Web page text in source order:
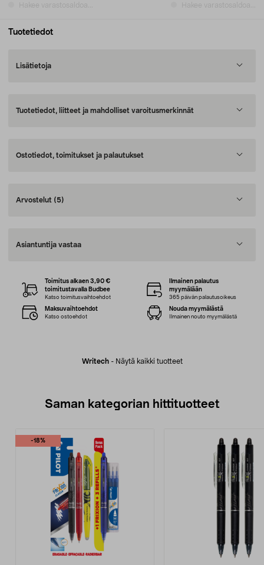
Hakee varastosaldoa... Hakee varastosaldoa...
Tuotetiedot
Lisätietoja
Tuotetiedot, liitteet ja mahdolliset varoitusmerkinnät
Ostotiedot, toimitukset ja palautukset
Arvostelut (5)
Asiantuntija vastaa
Writech- Näytä kaikki tuotteet
Toimitus alkaen 3,90 €
toimitustavalla Budbee
Katso toimitusvaihtoehdot
Ilmainen palautus
myymälään
365 päivän palautusoikeus
Maksuvaihtoehdot
Katso ostoehdot
Nouda myymälästä
Ilmainen nouto myymälästä
Saman kategorian hittituotteet
-18%